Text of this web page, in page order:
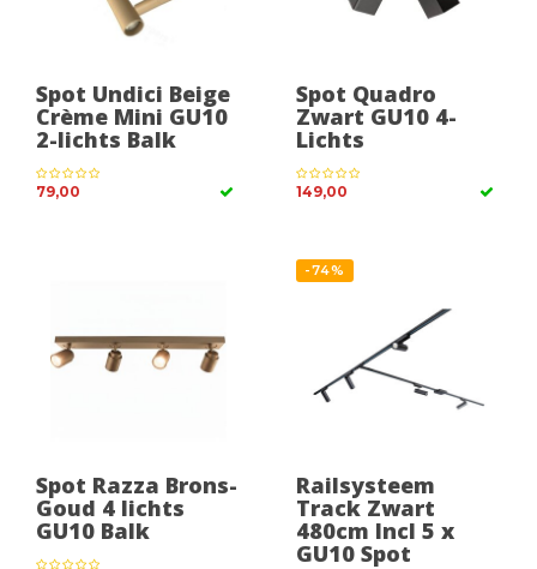
Spot Undici Beige
Crème Mini GU10
2-lichts Balk
79,00
Spot Quadro
Zwart GU10 4-
Lichts
149,00
Spot Razza Brons-
Goud 4 lichts
GU10 Balk
-74%
Railsysteem
Track Zwart
480cm Incl 5 x
GU10 Spot